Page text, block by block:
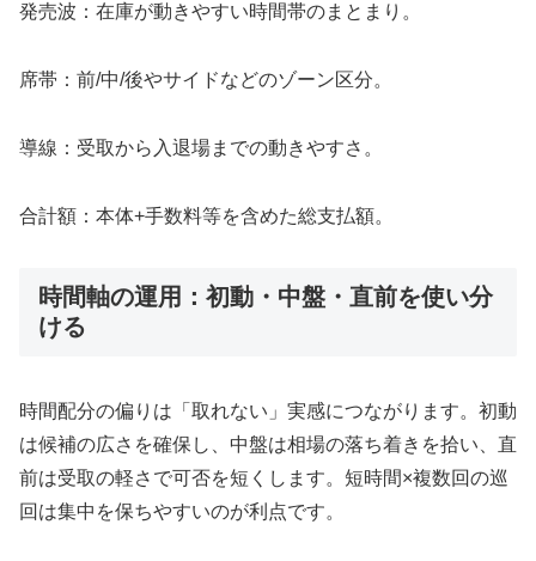
発売波：在庫が動きやすい時間帯のまとまり。
席帯：前/中/後やサイドなどのゾーン区分。
導線：受取から入退場までの動きやすさ。
合計額：本体+手数料等を含めた総支払額。
時間軸の運用：初動・中盤・直前を使い分
ける
時間配分の偏りは「取れない」実感につながります。初動
は候補の広さを確保し、中盤は相場の落ち着きを拾い、直
前は受取の軽さで可否を短くします。短時間×複数回の巡
回は集中を保ちやすいのが利点です。